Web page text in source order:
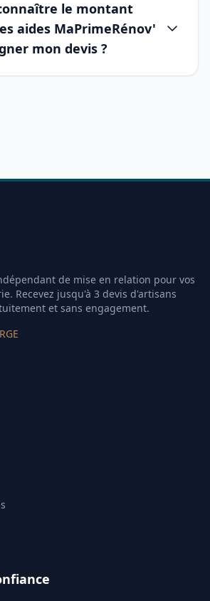
le montant
aides MaPrimeRénov'
mon devis ?
de mise en relation pour vos
Recevez jusqu'à 3 devis d'artisans
et sans engagement.